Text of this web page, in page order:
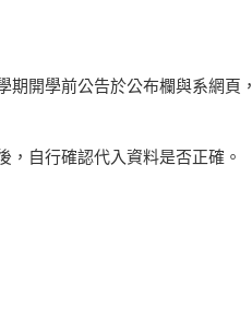
開學前公告於公布欄與系網頁
自行確認代入資料是否正確。